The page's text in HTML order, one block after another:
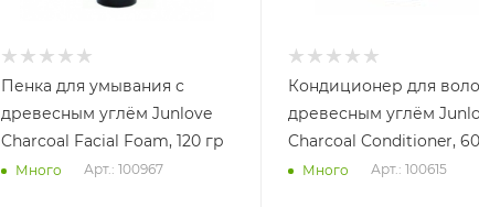
Пенка для умывания с
древесным углём Junlove
Charcoal Facial Foam, 120 гр
Много Арт.: 100967
Кондиционер для
древесным углём
Charcoal Conditioner,
Много Арт.: 100615